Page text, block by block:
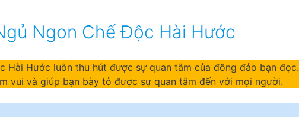
Ngon Chế Độc Hài Hước
Hài Hước luôn thu hút được sự quan tâm của đông đảo bạn đọc.
vui và giúp bạn bày tỏ được sự quan tâm đến với mọi người.